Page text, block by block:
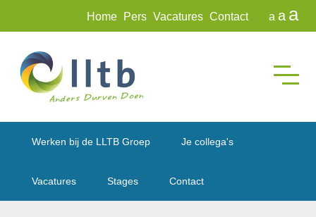
Home Pers Vacatures Contact a a a
Werken bij de LLTB Groep Je collega's
Vacatures Stages Contact